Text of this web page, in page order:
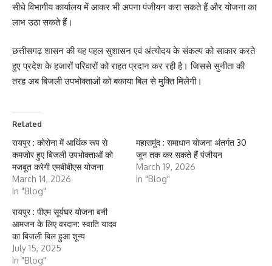
सीधे विभागीय कार्यालय में आकर भी अपना पंजीयन करा सकते हैं और योजना का
लाभ उठा सकते हैं।
छत्तीसगढ़ शासन की यह पहल सुशासन एवं अंत्योदय के संकल्प को साकार करते
हुए प्रदेश के हजारों परिवारों को राहत प्रदान कर रही है। जिससे सुनीता की
तरह अब बिजली उपभोक्ताओं को बकाया बिल से मुक्ति मिलेगी।
Related
रायपुर : कोरोना में आर्थिक रूप से
कमजोर हुए बिजली उपभोक्ताओं को
मजबूत करेगी एमबीबीएस योजना
March 14, 2026
In "Blog"
महासमुंद : समाधान योजना अंतर्गत 30
जून तक कर सकते हैं पंजीयन
March 19, 2026
In "Blog"
रायपुर : पीएम सूर्यघर योजना बनी
आमजन के लिए वरदान: स्वाति यादव
का बिजली बिल हुआ शून्य
July 15, 2025
In "Blog"